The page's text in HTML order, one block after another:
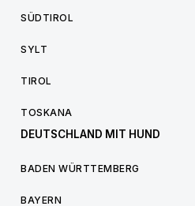
SÜDTIROL
SYLT
TIROL
TOSKANA
DEUTSCHLAND MIT HUND
BADEN WÜRTTEMBERG
BAYERN